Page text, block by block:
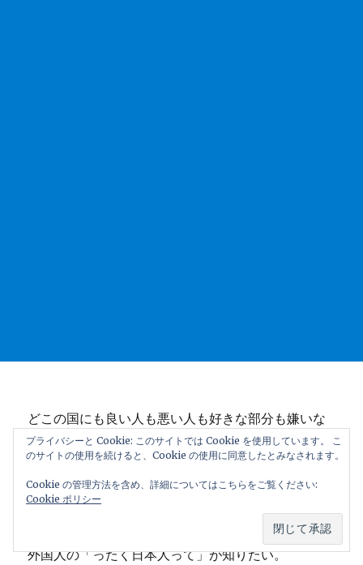
どこの国にも良い人も悪い人も好きな部分も嫌いな
事もあって色々な面があるのも承知で「ったくスペ
イン人って」と思うことがある。仕方ないと諦めな
がら時々「エー違うでしょ、それ」をちょっとまと
めてみました。スペイン旅行するなら注意するべき
スペイン人の困ったところです。日本に住んでいる
外国人の「ったく日本人って」が知りたい。
プライバシーと Cookie: このサイトでは Cookie を使用しています。 こ
のサイトの使用を続けると、Cookie の使用に同意したとみなされます。
Cookie の管理方法を含め、詳細についてはこちらをご覧ください:
Cookie ポリシー